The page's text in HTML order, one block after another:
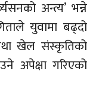
अन्त्य’ भन्ने
युवामा बढ्दो
खेल संस्कृतिको
अपेक्षा गरिएको